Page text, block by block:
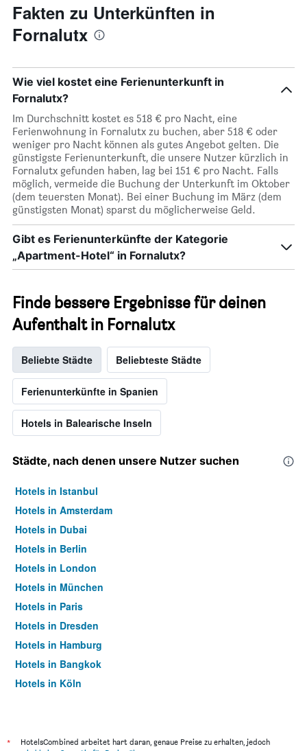
Fakten zu Unterkünften in
Fornalutx
Wie viel kostet eine Ferienunterkunft in
Fornalutx?
Im Durchschnitt kostet es 518 € pro Nacht, eine
Ferienwohnung in Fornalutx zu buchen, aber 518 € oder
weniger pro Nacht können als gutes Angebot gelten. Die
günstigste Ferienunterkunft, die unsere Nutzer kürzlich in
Fornalutx gefunden haben, lag bei 151 € pro Nacht. Falls
möglich, vermeide die Buchung der Unterkunft im Oktober
(dem teuersten Monat). Bei einer Buchung im März (dem
günstigsten Monat) sparst du möglicherweise Geld.
Gibt es Ferienunterkünfte der Kategorie
„Apartment-Hotel“ in Fornalutx?
Finde bessere Ergebnisse für deinen
Aufenthalt in Fornalutx
Beliebte Städte Beliebteste Städte
Ferienunterkünfte in Spanien
Hotels in Balearische Inseln
Städte, nach denen unsere Nutzer suchen
Hotels in Istanbul
Hotels in Amsterdam
Hotels in Dubai
Hotels in Berlin
Hotels in London
Hotels in München
Hotels in Paris
Hotels in Dresden
Hotels in Hamburg
Hotels in Bangkok
Hotels in Köln
*
HotelsCombined arbeitet hart daran, genaue Preise zu erhalten, jedoch